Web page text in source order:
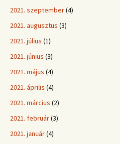
2021. szeptember(4)
2021. augusztus (3)
2021. július (1)
2021. június (3)
2021. május (4)
2021. április (4)
2021. március (2)
2021. február(3)
2021. január(4)